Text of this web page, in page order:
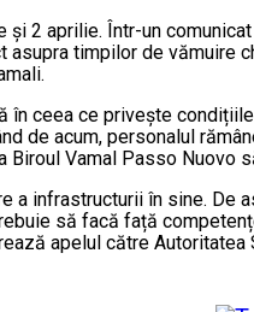
2 aprilie. Într-un
timpilor de vămuire
ceea ce privește
de acum, personalul
Vamal Passo Nuovo
a infrastructurii în sine.
să facă față
apelul către